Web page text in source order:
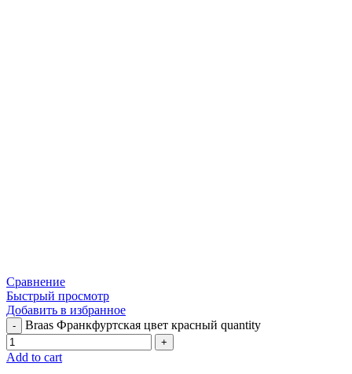
Сравнение
Быстрый просмотр
Добавить в избранное
Braas Франкфуртская цвет красный quantity
Add to cart